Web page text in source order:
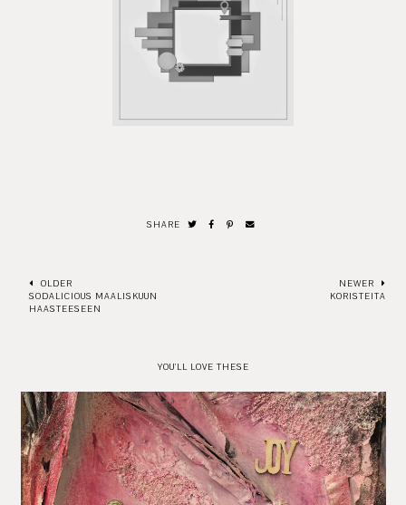
SHARE
OLDER
SODALICIOUS MAALISKUUN
HAASTEESEEN
NEWER
KORISTEITA
YOU'LL LOVE THESE